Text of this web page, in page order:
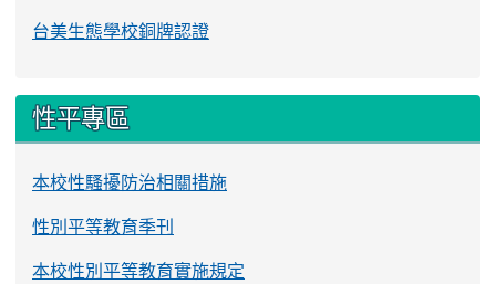
台美生態學校銅牌認證
性平專區
本校性騷擾防治相關措施
性別平等教育季刊
本校性別平等教育實施規定